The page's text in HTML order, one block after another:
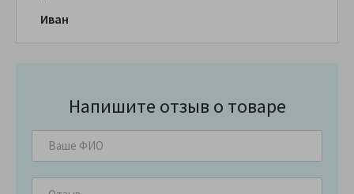
Иван
Напишите отзыв о товаре